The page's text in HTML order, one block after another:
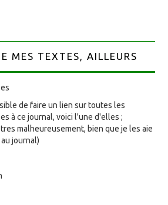
MES TEXTES, AILLEURS
de faire un lien sur toutes les
à ce journal, voici l'une d'elles ;
malheureusement, bien que je les aie
journal)